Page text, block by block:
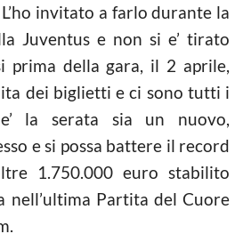
L’ho invitato a farlo durante la
Juventus e non si e’ tirato
prima della gara, il 2 aprile,
dei biglietti e ci sono tutti i
la serata sia un nuovo,
e si possa battere il record
1.750.000 euro stabilito
nell’ultima Partita del Cuore